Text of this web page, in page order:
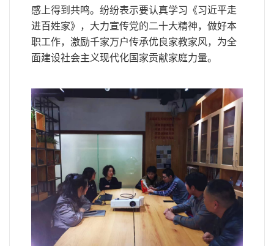
感上得到共鸣。纷纷表示要认真学习《习近平走
进百姓家》，大力宣传党的二十大精神，做好本
职工作，激励千家万户传承优良家教家风，为全
面建设社会主义现代化国家贡献家庭力量。